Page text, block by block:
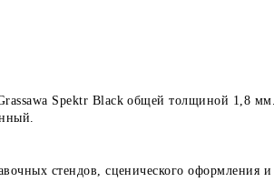
Spektr Black общей толщиной 1,8
стендов, сценического оформления